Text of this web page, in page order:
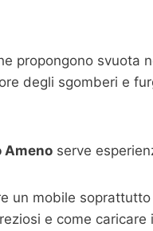
propongono svuota
degli sgomberi e
Ameno serve
un mobile
e come